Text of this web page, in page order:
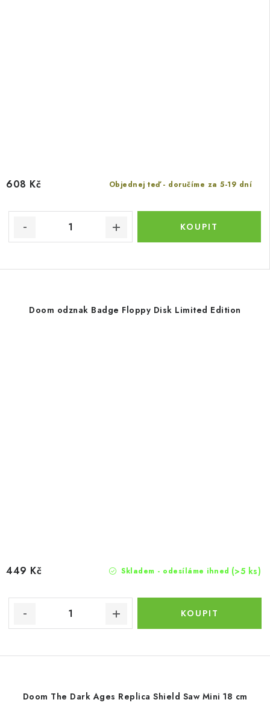
Objednej teď - doručíme za 5-19 dní
608 Kč
Doom odznak Badge Floppy Disk Limited Edition
Skladem - odesíláme ihned (>5 ks)
449 Kč
Doom The Dark Ages Replica Shield Saw Mini 18 cm